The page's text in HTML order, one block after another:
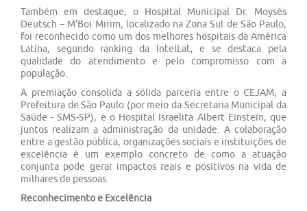
Também em destaque, o Hospital Municipal Dr. Moysés
Deutsch – M'Boi Mirim, localizado na Zona Sul de São Paulo,
foi reconhecido como um dos melhores hospitais da América
Latina, segundo ranking da IntelLat, e se destaca pela
qualidade do atendimento e pelo compromisso com a
população.
A premiação consolida a sólida parceria entre o CEJAM, a
Prefeitura de São Paulo (por meio da Secretaria Municipal da
Saúde - SMS-SP), e o Hospital Israelita Albert Einstein, que
juntos realizam a administração da unidade. A colaboração
entre a gestão pública, organizações sociais e instituições de
excelência é um exemplo concreto de como a atuação
conjunta pode gerar impactos reais e positivos na vida de
milhares de pessoas.
Reconhecimento e Excelência